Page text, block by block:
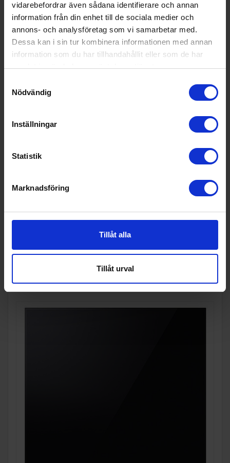
vidarebefordrar även sådana identifierare och annan
information från din enhet till de sociala medier och
annons- och analysföretag som vi samarbetar med.
Dessa kan i sin tur kombinera informationen med annan
information som du har tillhandahållit eller som de har
samlat in när du har använt deras tjänster.
Nödvändig
Inställningar
Statistik
Marknadsföring
Tillåt alla
Tillåt urval
delade luckor - SZ38BI00
529:-
I lager
KÖP